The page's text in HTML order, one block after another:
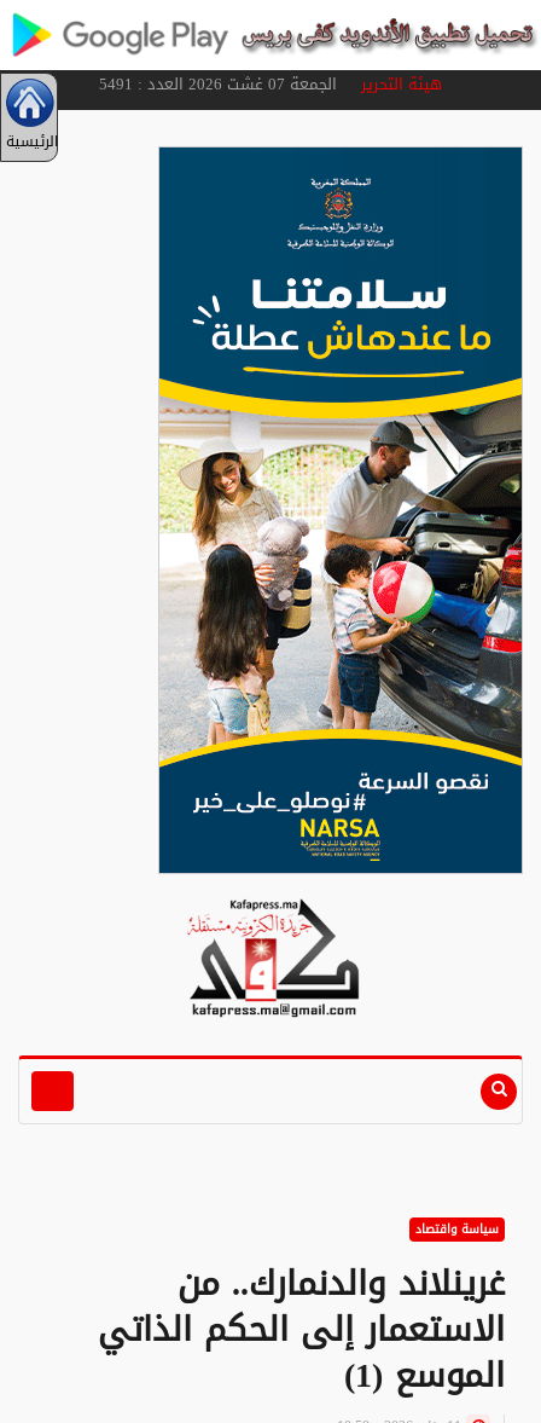
هيئة التحريرالجمعة 07 غشت 2026 العدد : 5491
الرئيسية
سياسة واقتصاد
غرينلاند والدنمارك.. من
الاستعمار إلى الحكم الذاتي
الموسع (1)